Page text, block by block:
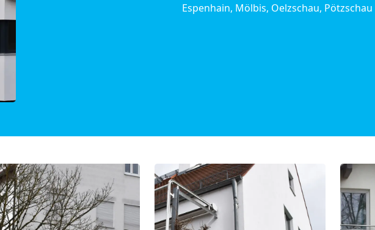
Espenhain, Mölbis, Oelzschau, Pötzschau